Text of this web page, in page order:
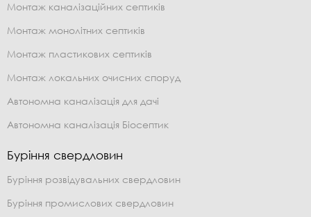
Монтаж каналізаційних септиків
Монтаж монолітних септиків
Монтаж пластикових септиків
Монтаж локальних очисних споруд
Автономна каналізація для дачі
Автономна каналізація Біосептик
Буріння свердловин
Буріння розвідувальних свердловин
Буріння промислових свердловин